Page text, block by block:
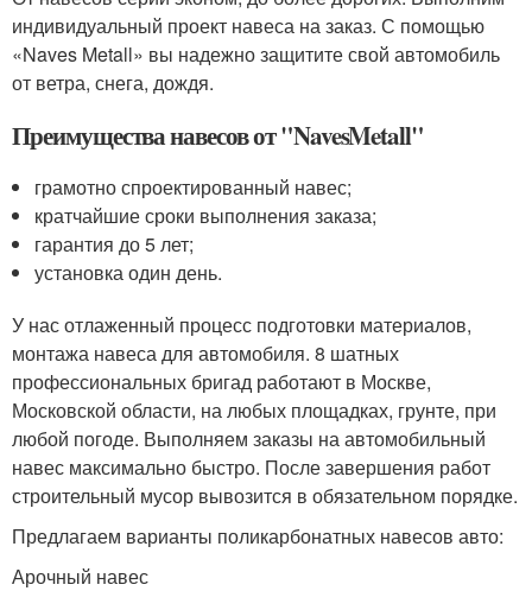
индивидуальный проект навеса на заказ. С помощью
«Naves Metall» вы надежно защитите свой автомобиль
от ветра, снега, дождя.
Преимущества навесов от "NavesMetall"
грамотно спроектированный навес;
кратчайшие сроки выполнения заказа;
гарантия до 5 лет;
установка один день.
У нас отлаженный процесс подготовки материалов,
монтажа навеса для автомобиля. 8 шатных
профессиональных бригад работают в Москве,
Московской области, на любых площадках, грунте, при
любой погоде. Выполняем заказы на автомобильный
навес максимально быстро. После завершения работ
строительный мусор вывозится в обязательном порядке.
Предлагаем варианты поликарбонатных навесов авто:
Арочный навес